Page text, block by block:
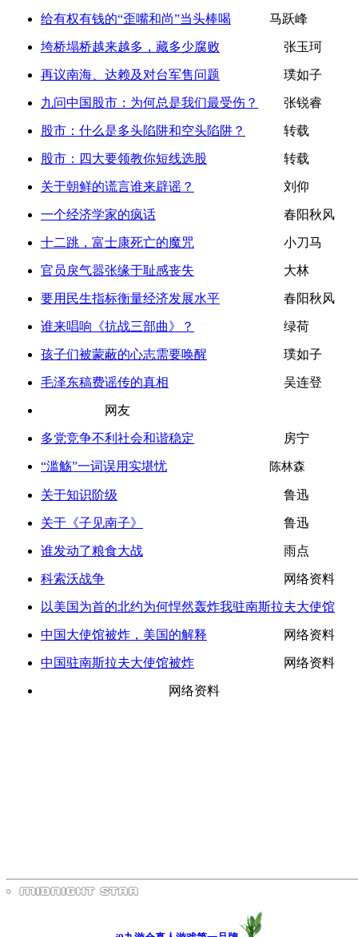
给有权有钱的“歪嘴和尚”当头棒喝 马跃峰
垮桥塌桥越来越多，藏多少腐败 张玉珂
再议南海、达赖及对台军售问题 璞如子
九问中国股市：为何总是我们最受伤？ 张锐睿
股市：什么是多头陷阱和空头陷阱？ 转载
股市：四大要领教你短线选股 转载
关于朝鲜的谎言谁来辟谣？ 刘仰
一个经济学家的疯话 春阳秋风
十二跳，富士康死亡的魔咒 小刀马
官员戾气嚣张缘于耻感丧失 大林
要用民生指标衡量经济发展水平 春阳秋风
谁来唱响《抗战三部曲》？ 绿荷
孩子们被蒙蔽的心志需要唤醒 璞如子
毛泽东稿费谣传的真相 吴连登
网友
多党竞争不利社会和谐稳定 房宁
“滥觞”一词误用实堪忧 陈林森
关于知识阶级 鲁迅
关于《子见南子》 鲁迅
谁发动了粮食大战 雨点
科索沃战争 网络资料
以美国为首的北约为何悍然轰炸我驻南斯拉夫大使馆
中国大使馆被炸，美国的解释 网络资料
中国驻南斯拉夫大使馆被炸 网络资料
网络资料